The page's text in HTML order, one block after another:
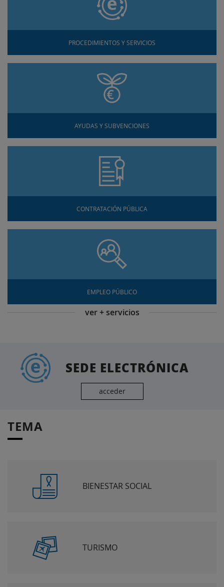
PROCEDIMIENTOS Y SERVICIOS
AYUDAS Y SUBVENCIONES
CONTRATACIÓN PÚBLICA
EMPLEO PÚBLICO
ver + servicios
SEDE ELECTRÓNICA
acceder
TEMA
BIENESTAR SOCIAL
TURISMO